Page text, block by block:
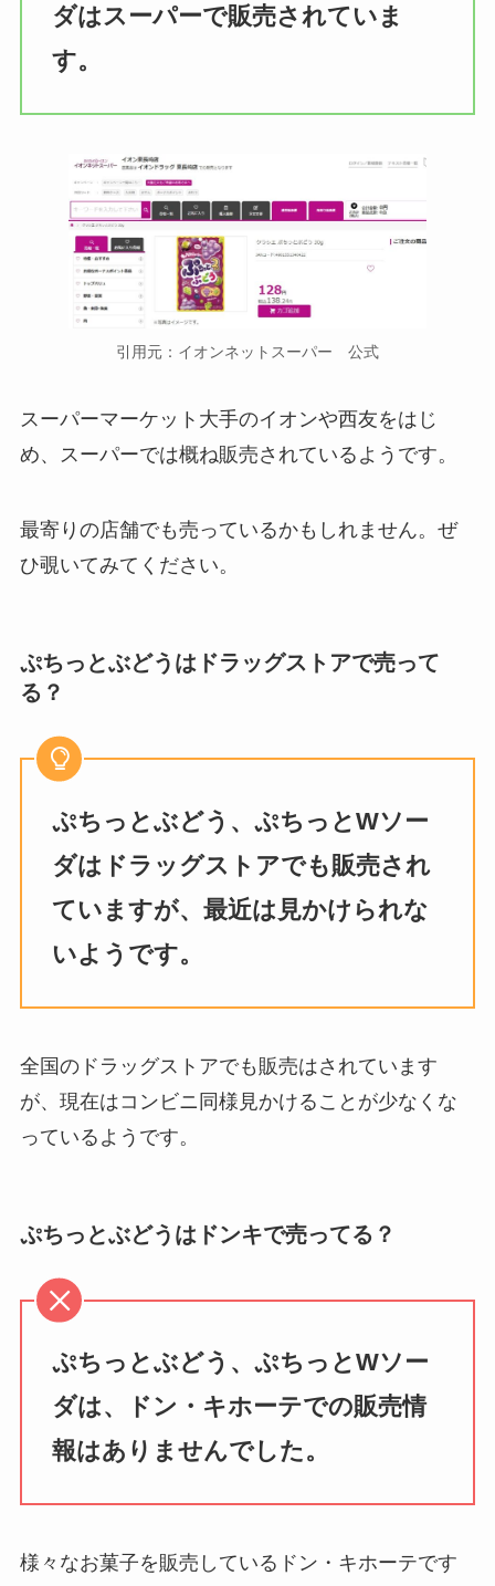
ダはスーパーで販売されていま
す。
引用元：イオンネットスーパー 公式
スーパーマーケット大手のイオンや西友をはじ
め、スーパーでは概ね販売されているようです。
最寄りの店舗でも売っているかもしれません。ぜ
ひ覗いてみてください。
ぷちっとぶどうはドラッグストアで売って
る？
ぷちっとぶどう、ぷちっとWソー
ダはドラッグストアでも販売され
ていますが、最近は見かけられな
いようです。
全国のドラッグストアでも販売はされています
が、現在はコンビニ同様見かけることが少なくな
っているようです。
ぷちっとぶどうはドンキで売ってる？
ぷちっとぶどう、ぷちっとWソー
ダは、ドン・キホーテでの販売情
報はありませんでした。
様々なお菓子を販売しているドン・キホーテです